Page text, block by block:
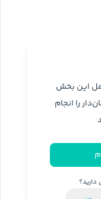
این بخش
را انجام